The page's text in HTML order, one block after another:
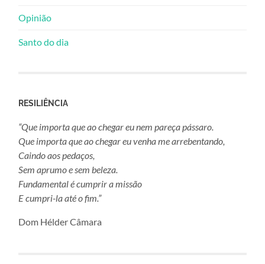
Opinião
Santo do dia
RESILIÊNCIA
“Que importa que ao chegar eu nem pareça pássaro.
Que importa que ao chegar eu venha me arrebentando,
Caindo aos pedaços,
Sem aprumo e sem beleza.
Fundamental é cumprir a missão
E cumpri-la até o fim.”
Dom Hélder Câmara